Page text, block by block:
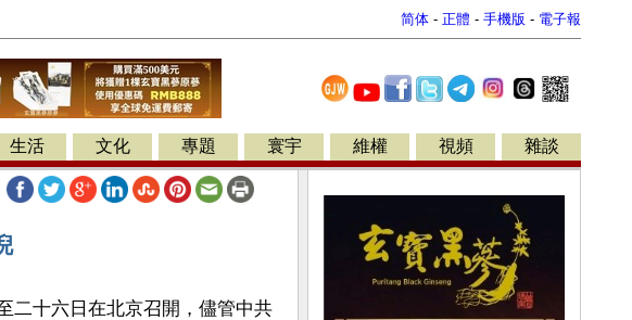
简体 - 正體 - 手機版 - 電子報
生活 文化 專題 寰宇 維權 視頻 雜談
二十六日在北京召開，儘管中共